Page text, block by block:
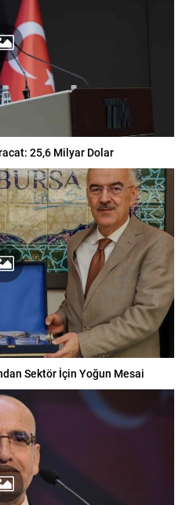
25,6 Milyar Dolar
Sektör İçin Yoğun Mesai